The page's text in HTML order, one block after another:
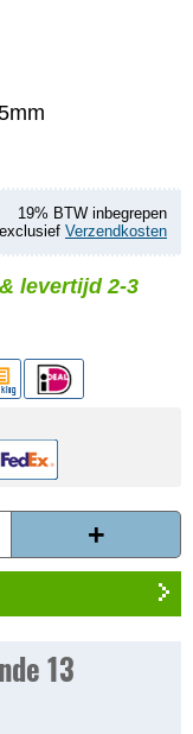
19% BTW inbegrepen
exclusief Verzendkosten
levertijd 2-3
+
13